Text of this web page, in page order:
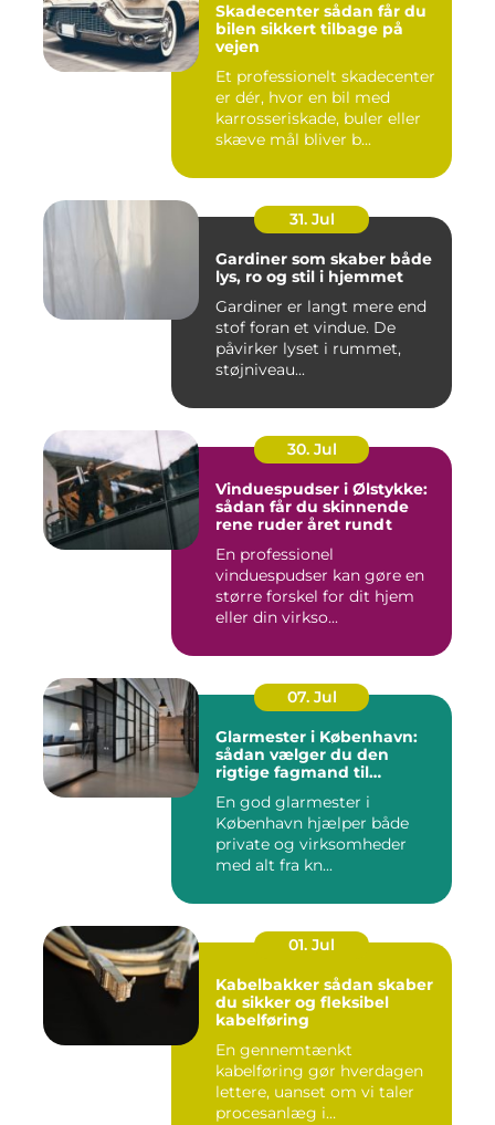
Skadecenter sådan får du
bilen sikkert tilbage på
vejen
Et professionelt skadecenter
er dér, hvor en bil med
karrosseriskade, buler eller
skæve mål bliver b...
31. Jul
Gardiner som skaber både
lys, ro og stil i hjemmet
Gardiner er langt mere end
stof foran et vindue. De
påvirker lyset i rummet,
støjniveau...
30. Jul
Vinduespudser i Ølstykke:
sådan får du skinnende
rene ruder året rundt
En professionel
vinduespudser kan gøre en
større forskel for dit hjem
eller din virkso...
07. Jul
Glarmester i København:
sådan vælger du den
rigtige fagmand til
En god glarmester i
København hjælper både
private og virksomheder
med alt fra kn...
01. Jul
Kabelbakker sådan skaber
du sikker og fleksibel
kabelføring
En gennemtænkt
kabelføring gør hverdagen
lettere, uanset om vi taler
procesanlæg i